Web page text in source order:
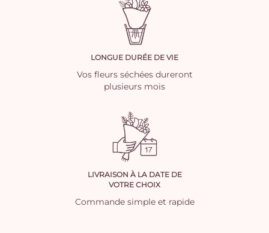
LONGUE DURÉE DE VIE
Vos fleurs séchées dureront
plusieurs mois
LIVRAISON À LA DATE DE
VOTRE CHOIX
Commande simple et rapide